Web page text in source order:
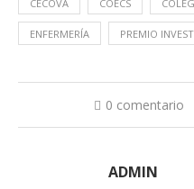
CECOVA COECS
ENFERMERÍA PREMIO
0 comentario
ADMIN